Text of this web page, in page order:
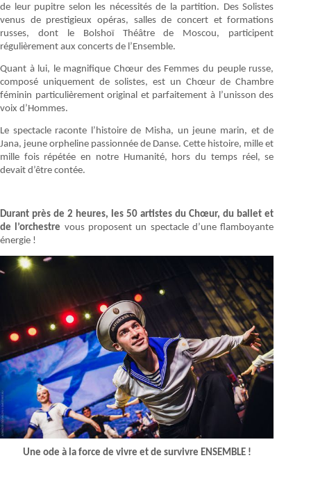
de leur pupitre selon les nécessités de la partition. Des Solistes
venus de prestigieux opéras, salles de concert et formations
russes, dont le Bolshoï Théâtre de Moscou, participent
régulièrement aux concerts de l’Ensemble.
Quant à lui, le magnifique Chœur des Femmes du peuple russe,
composé uniquement de solistes, est un Chœur de Chambre
féminin particulièrement original et parfaitement à l’unisson des
voix d’Hommes.
Le spectacle raconte l’histoire de Misha, un jeune marin, et de
Jana, jeune orpheline passionnée de Danse. Cette histoire, mille et
mille fois répétée en notre Humanité, hors du temps réel, se
devait d’être contée.
Durant près de 2 heures, les 50 artistes du Chœur, du ballet et
de l’orchestre vous proposent un spectacle d’une flamboyante
énergie !
Une ode à la force de vivre et de survivre ENSEMBLE !